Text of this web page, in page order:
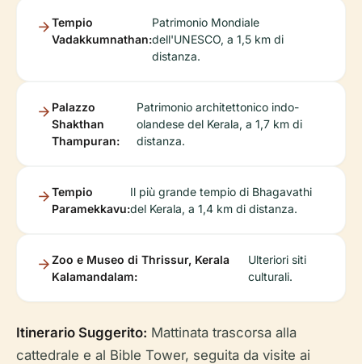
Tempio
Vadakkumnathan:
Patrimonio Mondiale
dell'UNESCO, a 1,5 km di
distanza.
Palazzo
Shakthan
Thampuran:
Patrimonio architettonico indo-
olandese del Kerala, a 1,7 km di
distanza.
Tempio
Paramekkavu:
Il più grande tempio di Bhagavathi
del Kerala, a 1,4 km di distanza.
Zoo e Museo di Thrissur, Kerala
Kalamandalam:
Ulteriori siti
culturali.
Itinerario Suggerito: Mattinata trascorsa alla
cattedrale e al Bible Tower, seguita da visite ai